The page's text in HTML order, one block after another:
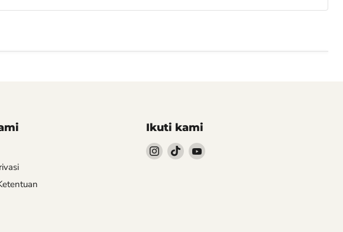
Ikuti kami
FollowFollowFollow